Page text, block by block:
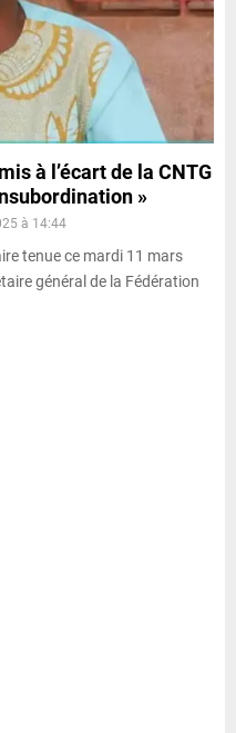
à l’écart de la CNTG
»
à 14:44
tenue ce mardi 11 mars
général de la Fédération